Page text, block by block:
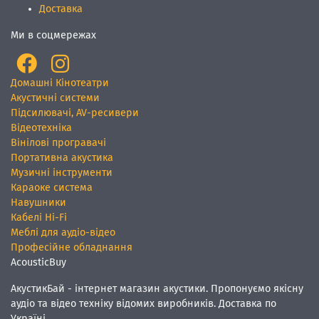
Доставка
Ми в соцмережах
Домашні Кінотеатри
Акустичні системи
Підсилювачі, AV-ресивери
Відеотехніка
Вінілові програвачі
Портативна акустика
Музичні інструменти
Караоке система
Навушники
Кабелі Hi-Fi
Меблі для аудіо-відео
Професійне обладнання
AcousticBuy
АкустикБай - інтернет магазин акустики. Пропонуємо якісну
аудіо та відео техніку відомих виробників. Доставка по